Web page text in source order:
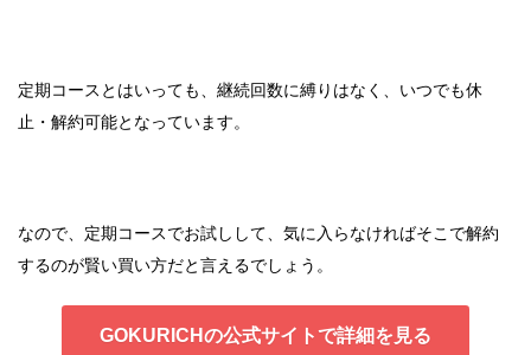
定期コースとはいっても、継続回数に縛りはなく、いつでも休
止・解約可能となっています。
なので、定期コースでお試しして、気に入らなければそこで解約
するのが賢い買い方だと言えるでしょう。
GOKURICHの公式サイトで詳細を見る